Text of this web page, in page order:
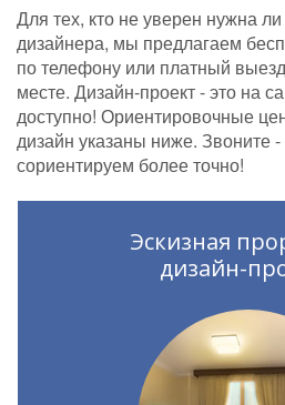
Для тех, кто не уверен нужна
дизайнера, мы предлагаем
по телефону или платный
месте. Дизайн-проект - это на
доступно! Ориентировочные
дизайн указаны ниже. Звоните
сориентируем более точно!
Эскизная
дизайн-